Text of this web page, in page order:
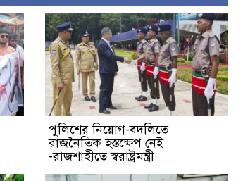
পুলিশের নিয়োগ-বদলিতে
রাজনৈতিক হস্তক্ষেপ নেই
-রাজশাহীতে স্বরাষ্ট্রমন্ত্রী